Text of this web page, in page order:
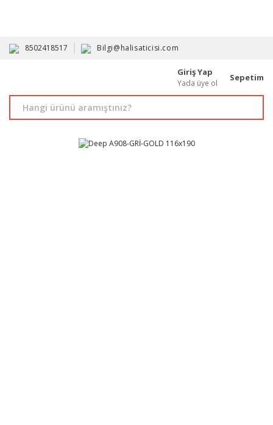
8502418517 Bilgi@halisaticisi.com
Giriş Yap
Yada üye ol
Sepetim